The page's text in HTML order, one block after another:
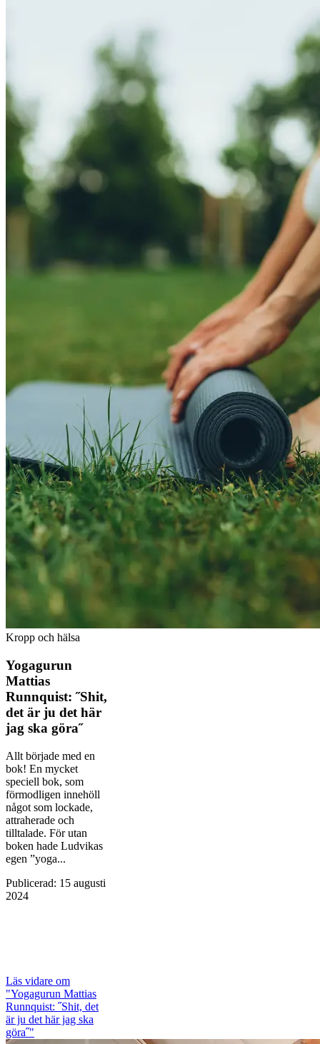
Kropp och hälsa
Yogagurun
Mattias
Runnquist: ˝Shit,
det är ju det här
jag ska göra˝
Allt började med en
bok! En mycket
speciell bok, som
förmodligen innehöll
något som lockade,
attraherade och
tilltalade. För utan
boken hade Ludvikas
egen ”yoga...
Publicerad: 15 augusti
2024
Läs vidare om
"Yogagurun Mattias
Runnquist: ˝Shit, det
är ju det här jag ska
göra˝"